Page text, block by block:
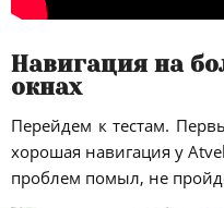
Навигация на
окнах
Перейдем к тестам.
хорошая навигация у
проблем помыл, не